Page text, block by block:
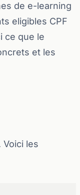
de e-learning
eligibles CPF
ce que le
et les
les